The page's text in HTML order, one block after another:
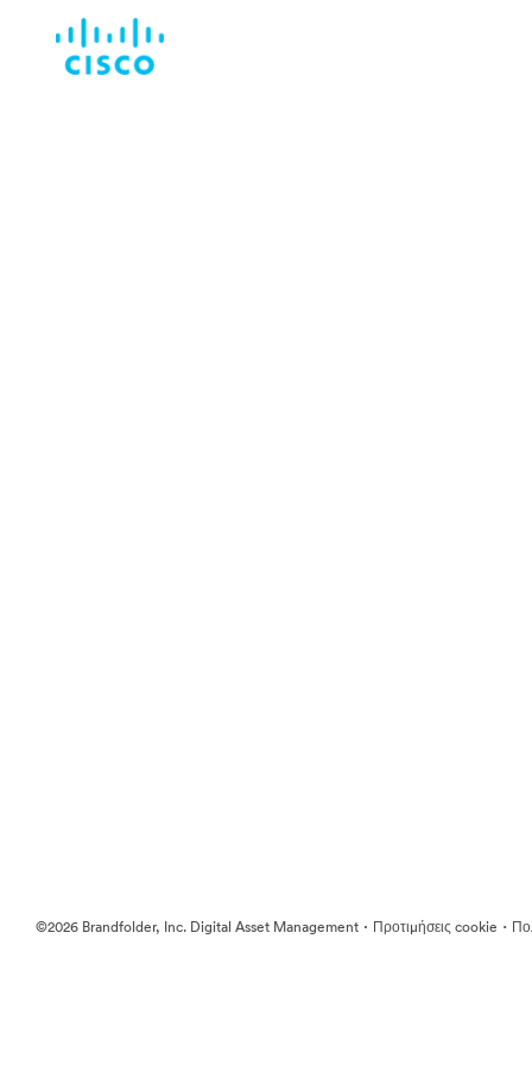
©2026 Brandfolder, Inc. Digital Asset Management · Προτιμήσεις cookie ·